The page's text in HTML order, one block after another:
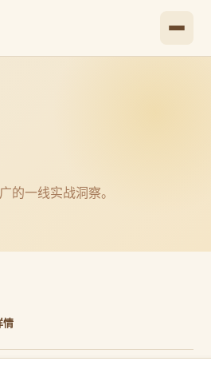
的一线实战洞察。
情